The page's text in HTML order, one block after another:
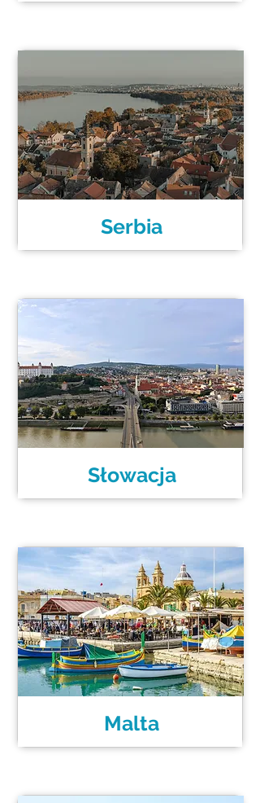
Serbia
Słowacja
Malta